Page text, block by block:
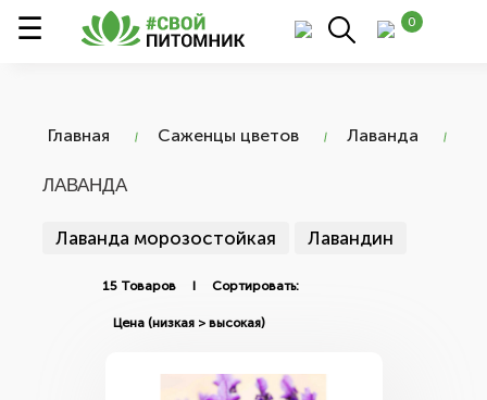
0
Главная Саженцы цветов Лаванда
ЛАВАНДА
Лаванда морозостойкая Лавандин
15 Товаров I Сортировать: